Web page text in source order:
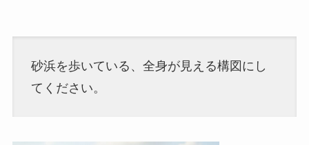
砂浜を歩いている、全身が見える構図にし
てください。